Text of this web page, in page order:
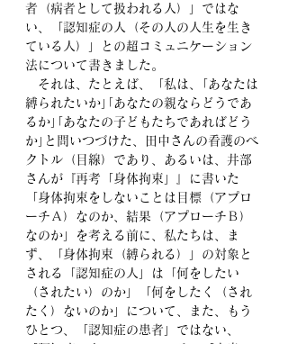
者（病者として扱われる人）」ではな
い、「認知症の人（その人の人生を生き
ている人）」との超コミュニケーション
法について書きました。
それは、たとえば、「私は、｢あなたは
縛られたいか｣｢あなたの親ならどうであ
るか｣｢あなたの子どもたちであればどう
か｣と問いつづけた、田中さんの看護のベ
クトル（目線）であり、あるいは、井部
さんが『再考「身体拘束」』に書いた
「身体拘束をしないことは目標（アプロ
ーチＡ）なのか、結果（アプローチＢ）
なのか」を考える前に、私たちは、ま
ず、「身体拘束（縛られる）」の対象と
される「認知症の人」は「何をしたい
（されたい）のか」「何をしたく（され
たく）ないのか」について、また、もう
ひとつ、「認知症の患者」ではない、